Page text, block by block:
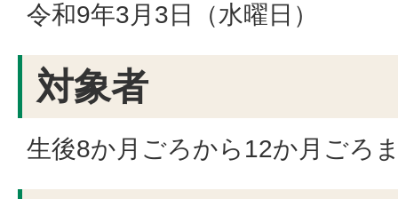
令和9年3月3日（水曜日）
対象者
生後8か月ごろから12か月ごろ